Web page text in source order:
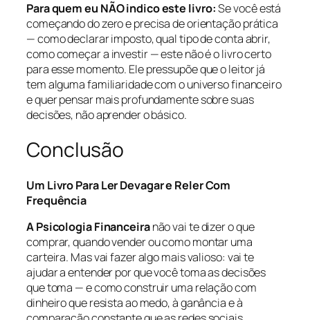
Para quem eu NÃO indico este livro:Se você está
começando do zero e precisa de orientação prática
— como declarar imposto, qual tipo de conta abrir,
como começar a investir — este não é o livro certo
para esse momento. Ele pressupõe que o leitor já
tem alguma familiaridade com o universo financeiro
e quer pensar mais profundamente sobre suas
decisões, não aprender o básico.
Conclusão
Um Livro Para Ler Devagar e Reler Com
Frequência
A Psicologia Financeiranão vai te dizer o que
comprar, quando vender ou como montar uma
carteira. Mas vai fazer algo mais valioso: vai te
ajudar a entender por que você toma as decisões
que toma — e como construir uma relação com
dinheiro que resista ao medo, à ganância e à